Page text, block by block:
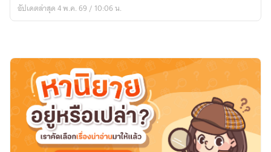
ศาสตรา
อัปเดตล่าสุด 4 พ.ค. 69 / 10:06 น.